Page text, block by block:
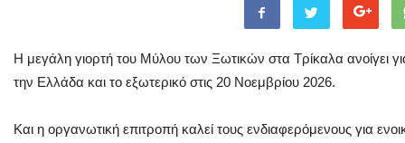
Η μεγάλη γιορτή του Μύλου των Ξωτικών στα Τρίκαλα ανοίγει
την Ελλάδα και το εξωτερικό στις 20 Νοεμβρίου 2026.
Και η οργανωτική επιτροπή καλεί τους ενδιαφερόμενους για